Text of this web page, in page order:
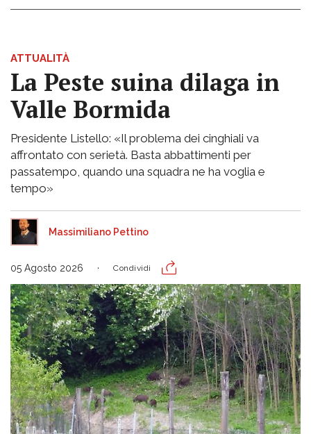
ATTUALITÀ
La Peste suina dilaga in
Valle Bormida
Presidente Listello: «Il problema dei cinghiali va
affrontato con serietà. Basta abbattimenti per
passatempo, quando una squadra ne ha voglia e
tempo»
Massimiliano Pettino
05 Agosto 2026 Condividi